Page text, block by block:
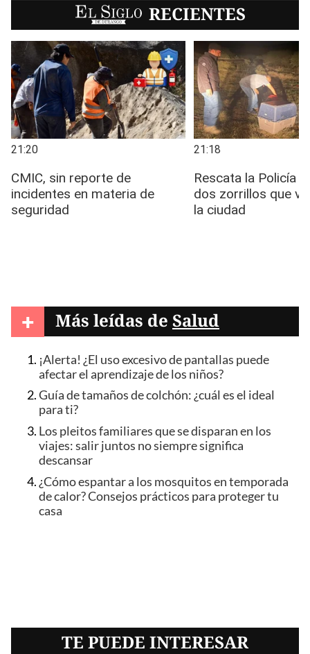
EL SIGLO RECIENTES
+ Más leídas de Salud
¡Alerta! ¿El uso excesivo de pantallas puede
afectar el aprendizaje de los niños?
Guía de tamaños de colchón: ¿cuál es el ideal
para ti?
Los pleitos familiares que se disparan en los
viajes: salir juntos no siempre significa
descansar
¿Cómo espantar a los mosquitos en temporada
de calor? Consejos prácticos para proteger tu
casa
TE PUEDE INTERESAR